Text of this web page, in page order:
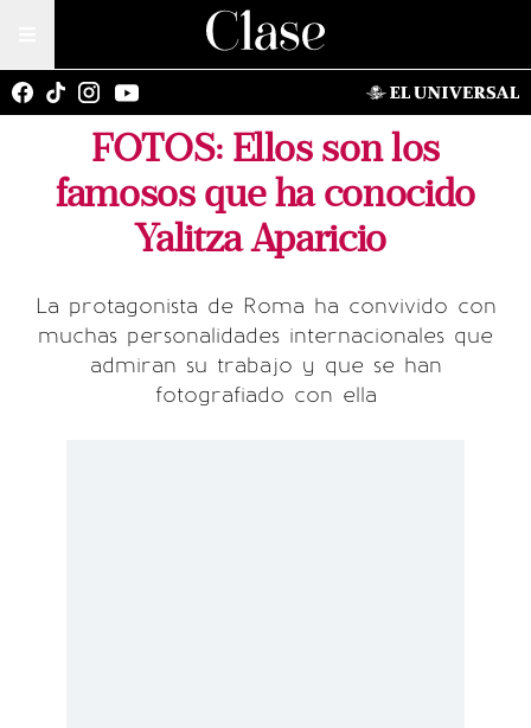
FOTOS: Ellos son los
famosos que ha conocido
Yalitza Aparicio
La protagonista de Roma ha convivido con
muchas personalidades internacionales que
admiran su trabajo y que se han
fotografiado con ella